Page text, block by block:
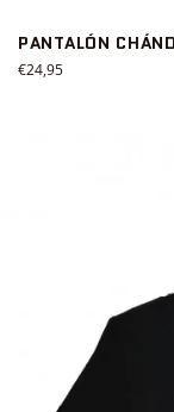
PANTALÓN
Precio
€24,95